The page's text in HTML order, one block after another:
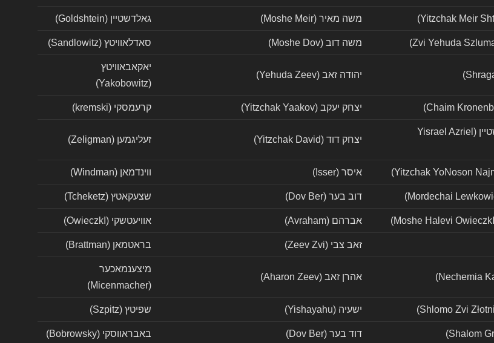
משה מאיר (Moshe Meir) גאלדשטיין (Goldshtein)
משה דוב (Moshe Dov) סאדלאוויטץ (Sandlowitz)
יהודה זאב (Yehuda Zeev)
יאקאבאוויטץ
(Yakobowitz)
יצחק יעקב (Yitzchak Yaakov) קרעמסקי (kremski)
ישראל עזריאל אייזענשטיין (Yisrael Azriel
יצחק דוד (Yitzchak David) זעליגמען (Zeligman)
איסר (Isser) ווינדמאן (Windman)
דוב בער (Dov Ber) שצעקאטץ (Tcheketz)
אברהם (Avraham) אוויעטשקי (OwieczkI)
זאב צבי (Zeev Zvi) בראטמאן (Brattman)
אהרן זאב (Aharon Zeev)
מיצענמאכער
(Micenmacher)
ישעיה (Yishayahu) שפיטץ (Szpitz)
דוד בער (Dov Ber) באבראווסקי (Bobrowsky)